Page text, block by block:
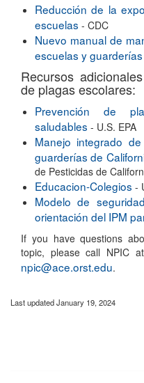
Reducción de la
escuelas - CDC
Nuevo manual de
escuelas y guarderías
Recursos
de plagas escolares:
Prevención de
saludables - U.S. EPA
Manejo integrado
guarderías de
de Pesticidas de
Educacion-Colegios -
Modelo de
orientación del IPM
If you have questions
topic, please call NPIC
npic@ace.orst.edu.
Last updated January 19, 2024